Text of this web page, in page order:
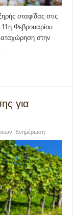
σταφίδας στις
11η Φεβρουαρίου
στην
για
Ενημέρωση